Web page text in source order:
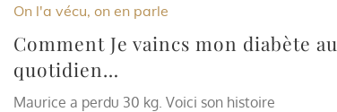
On l'a vécu, on en parle
Comment Je vaincs mon diabète au
quotidien…
Maurice a perdu 30 kg. Voici son histoire